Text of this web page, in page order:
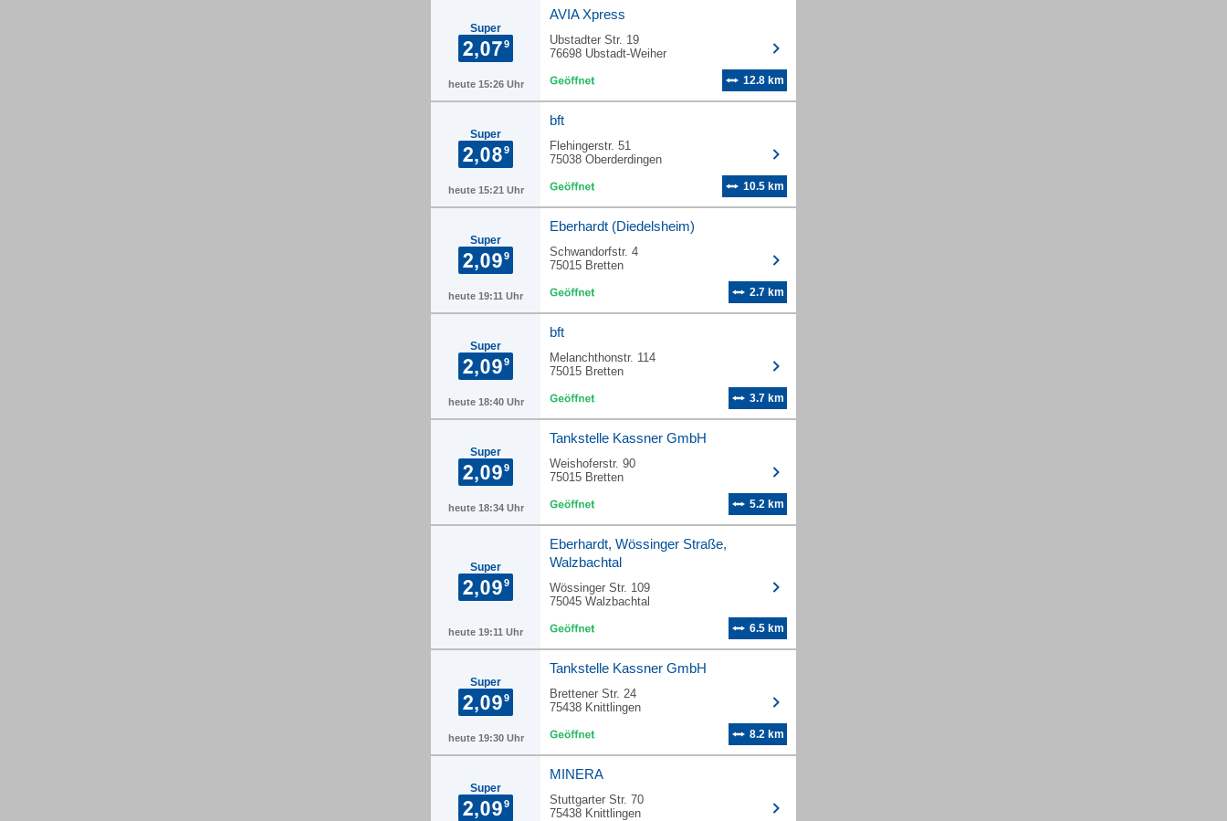
Super
heute 15:26 Uhr
AVIA Xpress
Ubstadter Str. 19
76698 Ubstadt-Weiher
12.8 km
Super
heute 15:21 Uhr
bft
Flehingerstr. 51
75038 Oberderdingen
10.5 km
Super
heute 19:11 Uhr
Eberhardt (Diedelsheim)
Schwandorfstr. 4
75015 Bretten
2.7 km
Super
heute 18:40 Uhr
bft
Melanchthonstr. 114
75015 Bretten
3.7 km
Super
heute 18:34 Uhr
Tankstelle Kassner GmbH
Weishoferstr. 90
75015 Bretten
5.2 km
Super
heute 19:11 Uhr
Eberhardt, Wössinger Straße,
Walzbachtal
Wössinger Str. 109
75045 Walzbachtal
6.5 km
Super
heute 19:30 Uhr
Tankstelle Kassner GmbH
Brettener Str. 24
75438 Knittlingen
8.2 km
Super
MINERA
Stuttgarter Str. 70
75438 Knittlingen